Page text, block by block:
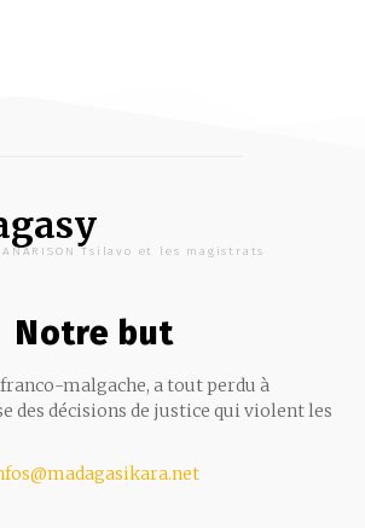
Tsilavo et les magistrats
Notre but
malgache, a tout perdu à
des décisions de justice qui violent les